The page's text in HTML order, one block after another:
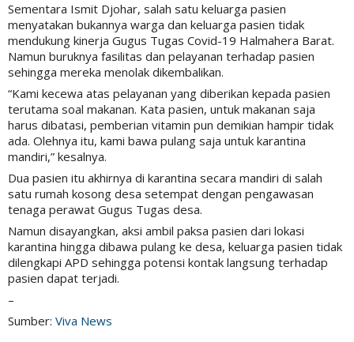
Sementara Ismit Djohar, salah satu keluarga pasien
menyatakan bukannya warga dan keluarga pasien tidak
mendukung kinerja Gugus Tugas Covid-19 Halmahera Barat.
Namun buruknya fasilitas dan pelayanan terhadap pasien
sehingga mereka menolak dikembalikan.
“Kami kecewa atas pelayanan yang diberikan kepada pasien
terutama soal makanan. Kata pasien, untuk makanan saja
harus dibatasi, pemberian vitamin pun demikian hampir tidak
ada. Olehnya itu, kami bawa pulang saja untuk karantina
mandiri,” kesalnya.
Dua pasien itu akhirnya di karantina secara mandiri di salah
satu rumah kosong desa setempat dengan pengawasan
tenaga perawat Gugus Tugas desa.
Namun disayangkan, aksi ambil paksa pasien dari lokasi
karantina hingga dibawa pulang ke desa, keluarga pasien tidak
dilengkapi APD sehingga potensi kontak langsung terhadap
pasien dapat terjadi.
–
Sumber: Viva News